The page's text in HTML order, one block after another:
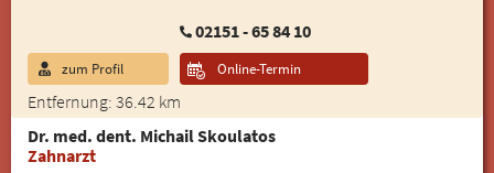
02151 - 65 84 10
Entfernung: 36.42 km
zum Profil Online-Termin
Dr. med. dent. Michail Skoulatos
Zahnarzt